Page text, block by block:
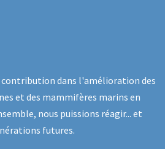
contribution dans l'amélioration des
et des mammifères marins en
nous puissions réagir... et
futures.